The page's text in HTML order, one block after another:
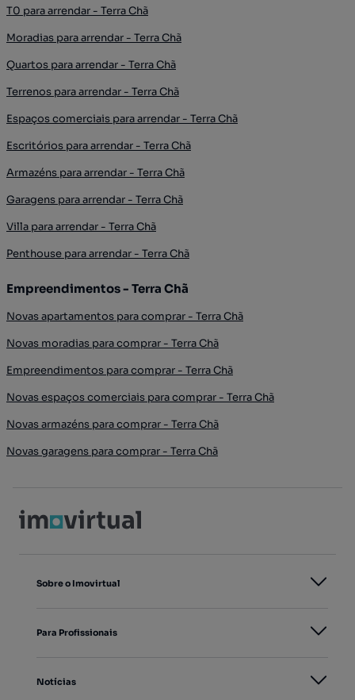
T0 para arrendar - Terra Chã
Moradias para arrendar - Terra Chã
Quartos para arrendar - Terra Chã
Terrenos para arrendar - Terra Chã
Espaços comerciais para arrendar - Terra Chã
Escritórios para arrendar - Terra Chã
Armazéns para arrendar - Terra Chã
Garagens para arrendar - Terra Chã
Villa para arrendar - Terra Chã
Penthouse para arrendar - Terra Chã
Empreendimentos - Terra Chã
Novas apartamentos para comprar - Terra Chã
Novas moradias para comprar - Terra Chã
Empreendimentos para comprar - Terra Chã
Novas espaços comerciais para comprar - Terra Chã
Novas armazéns para comprar - Terra Chã
Novas garagens para comprar - Terra Chã
Sobre o Imovirtual
Para Profissionais
Notícias